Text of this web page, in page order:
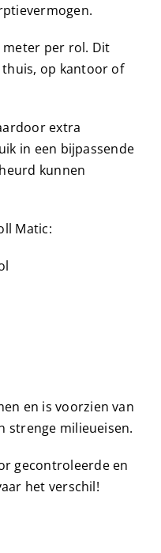
meter per rol. Dit
op kantoor of
extra
in een bijpassende
kunnen
Matic:
en is voorzien van
strenge milieueisen.
gecontroleerde en
het verschil!